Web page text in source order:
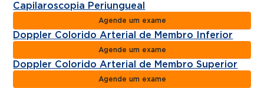
Capilaroscopia Periungueal
Agende um exame
Doppler Colorido Arterial de Membro Inferior
Agende um exame
Doppler Colorido Arterial de Membro Superior
Agende um exame